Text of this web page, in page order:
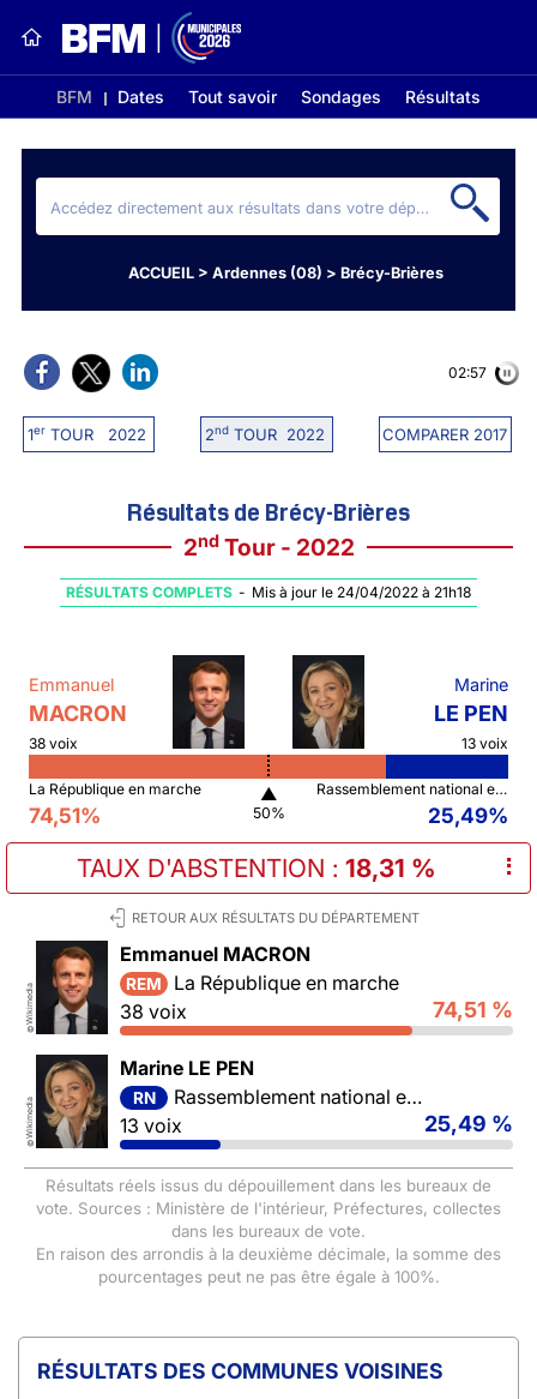
BFM Dates Tout savoir Sondages Résultats
ACCUEIL> Ardennes (08) > Brécy-Brières
1erTOUR 2022 2ndTOUR 2022 COMPARER 2017
02:56
Résultats de Brécy-Brières
2ndTour - 2022
RÉSULTATS COMPLETS - Mis à jour le 24/04/2022 à 21h18
Emmanuel
MACRON
38 voix
Marine
LE PEN
13 voix
La République en marche
74,51%
▲
50%
Rassemblement national et ses alliés
25,49%
TAUX D'ABSTENTION : 18,31 % ⠇
RETOUR AUX RÉSULTATS DU DÉPARTEMENT
©
Wikimedia
Emmanuel MACRON
REM
La République en marche
38 voix
74,51 %
©
Wikimedia
Marine LE PEN
RN
Rassemblement national et ses alliés
13 voix
25,49 %
Résultats réels issus du dépouillement dans les bureaux de
vote. Sources : Ministère de l'intérieur, Préfectures, collectes
dans les bureaux de vote.
En raison des arrondis à la deuxième décimale, la somme des
pourcentages peut ne pas être égale à 100%.
COMMUNES VOISINES